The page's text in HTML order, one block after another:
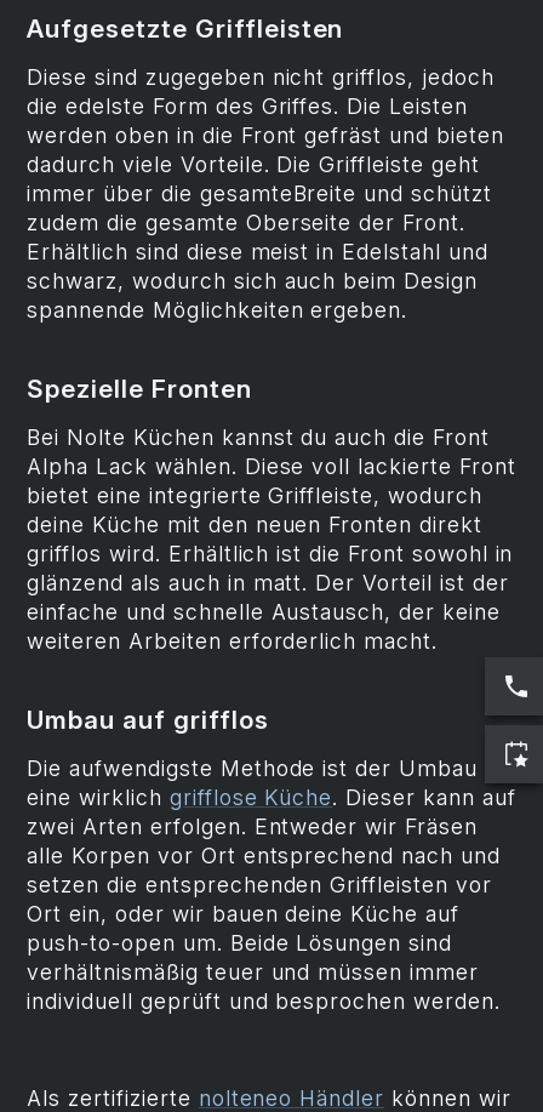
Aufgesetzte Griffleisten
Diese sind zugegeben nicht grifflos, jedoch
die edelste Form des Griffes. Die Leisten
werden oben in die Front gefräst und bieten
dadurch viele Vorteile. Die Griffleiste geht
immer über die gesamteBreite und schützt
zudem die gesamte Oberseite der Front.
Erhältlich sind diese meist in Edelstahl und
schwarz, wodurch sich auch beim Design
spannende Möglichkeiten ergeben.
Spezielle Fronten
Bei Nolte Küchen kannst du auch die Front
Alpha Lack wählen. Diese voll lackierte Front
bietet eine integrierte Griffleiste, wodurch
deine Küche mit den neuen Fronten direkt
grifflos wird. Erhältlich ist die Front sowohl in
glänzend als auch in matt. Der Vorteil ist der
einfache und schnelle Austausch, der keine
weiteren Arbeiten erforderlich macht.
Umbau auf grifflos
Die aufwendigste Methode ist der Umbau in
eine wirklich grifflose Küche. Dieser kann auf
zwei Arten erfolgen. Entweder wir Fräsen
alle Korpen vor Ort entsprechend nach und
setzen die entsprechenden Griffleisten vor
Ort ein, oder wir bauen deine Küche auf
push-to-open um. Beide Lösungen sind
verhältnismäßig teuer und müssen immer
individuell geprüft und besprochen werden.
Als zertifizierte nolteneo Händler können wir